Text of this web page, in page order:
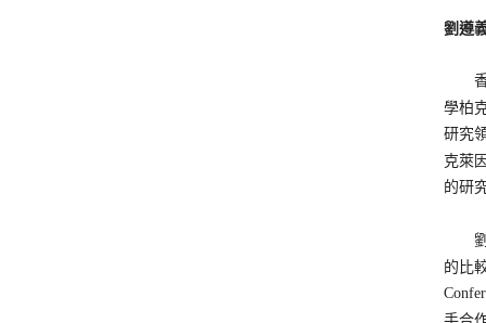
劉遵
香港
學柏
研究
克萊
的研
劉
的比